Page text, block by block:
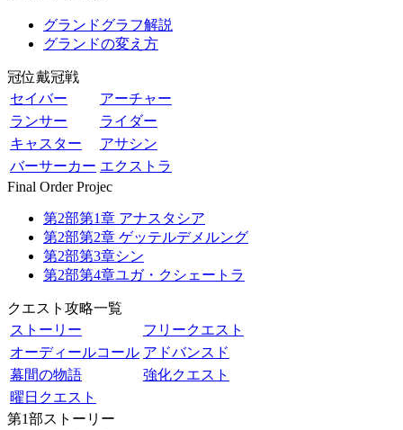
グランドグラフ解説
グランドの変え方
冠位戴冠戦
セイバー
アーチャー
ランサー
ライダー
キャスター
アサシン
バーサーカー エクストラ
Final Order Projec
第2部第1章 アナスタシア
第2部第2章 ゲッテルデメルング
第2部第3章シン
第2部第4章ユガ・クシェートラ
クエスト攻略一覧
ストーリー
フリークエスト
オーディールコール アドバンスド
幕間の物語
強化クエスト
曜日クエスト
第1部ストーリー